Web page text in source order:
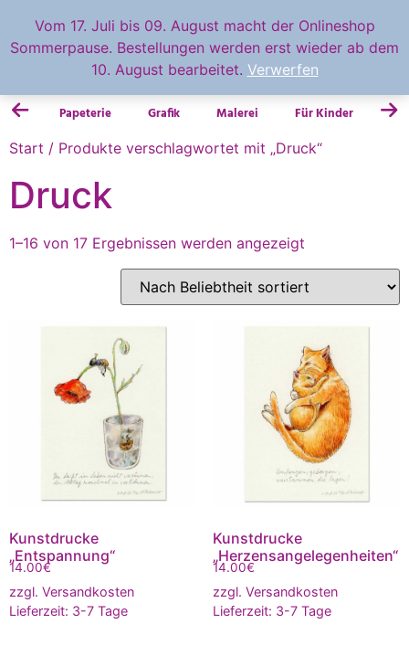
Vom 17. Juli bis 09. August macht der Onlineshop
Sommerpause. Bestellungen werden erst wieder ab dem
10. August bearbeitet. Verwerfen
feingemacht
0.00€
Papeterie Grafik Malerei Für Kinder
Start / Produkte verschlagwortet mit „Druck“
Druck
1–16 von 17 Ergebnissen werden angezeigt
Kunstdrucke
„Entspannung“
14.00€
zzgl. Versandkosten
Lieferzeit: 3-7 Tage
Kunstdrucke
„Herzensangelegenheiten“
14.00€
zzgl. Versandkosten
Lieferzeit: 3-7 Tage